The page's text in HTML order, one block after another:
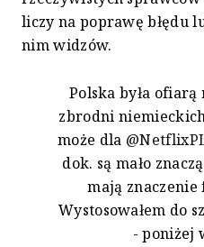
liczy na poprawę błędu
nim widzów.
Polska była
zbrodni
może dla
dok. są mało
mają
Wystosowałem do
- poniżej